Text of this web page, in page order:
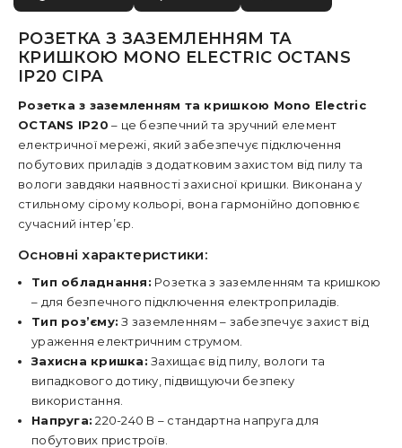
РОЗЕТКА З ЗАЗЕМЛЕННЯМ ТА
КРИШКОЮ MONO ELECTRIC OCTANS
IP20 СІРА
Розетка з заземленням та кришкою Mono Electric
OCTANS IP20 – це безпечний та зручний елемент
електричної мережі, який забезпечує підключення
побутових приладів з додатковим захистом від пилу та
вологи завдяки наявності захисної кришки. Виконана у
стильному сірому кольорі, вона гармонійно доповнює
сучасний інтер’єр.
Основні характеристики:
Тип обладнання: Розетка з заземленням та кришкою
– для безпечного підключення електроприладів.
Тип роз’єму: З заземленням – забезпечує захист від
ураження електричним струмом.
Захисна кришка: Захищає від пилу, вологи та
випадкового дотику, підвищуючи безпеку
використання.
Напруга: 220-240 В – стандартна напруга для
побутових пристроїв.